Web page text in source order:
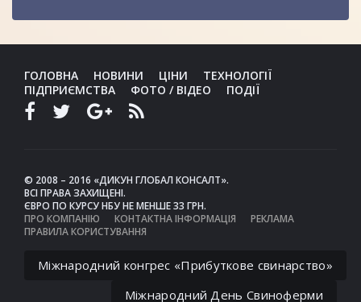
ГОЛОВНА НОВИНИ ЦІНИ
ТЕХНОЛОГІЇ
ПІДПРИЄМСТВА
ФОТО / ВІДЕО ПОДІЇ
© 2008 – 2016 «ДИКУН ГЛОБАЛ КОНСАЛТ».
ВСІ ПРАВА ЗАХИЩЕНІ.
ЄВРО ПО КУРСУ НБУ НЕ МЕНШЕ 33 ГРН.
ПРО КОМПАНІЮ
КОНТАКТНА ІНФОРМАЦІЯ
РЕКЛАМА
ПРАВИЛА КОРИСТУВАННЯ
Міжнародний конгрес «Прибуткове свинарство»
Міжнародний День Свиноферми